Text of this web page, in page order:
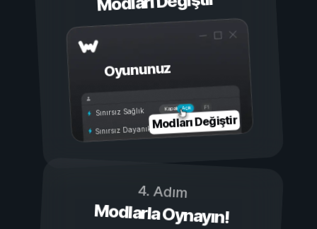
Oyununuz
Açık
Kapalı
Sınırsız Sağlık
Sınırsız DayanıklılıkModları Değiştir
4. Adım
Modlarla Oynayın!